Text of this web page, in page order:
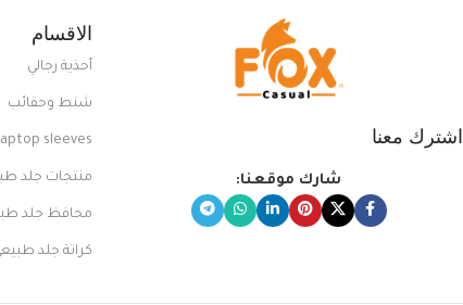
اشترك معنا
شارك موقعنا:
الاقسام
أحذية رجالي
شنط وحقائب
sleeves
منتجات جلد
محافظ جلد
كراتة جلد